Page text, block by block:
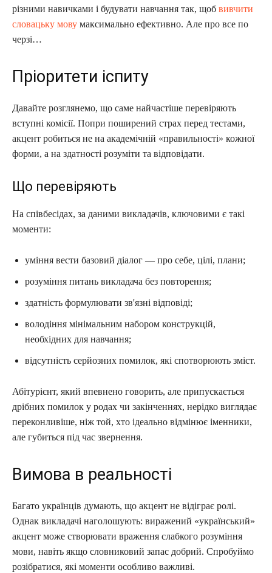
різними навичками і будувати навчання так, щоб вивчити
словацьку мову максимально ефективно. Але про все по
черзі…
Пріоритети іспиту
Давайте розглянемо, що саме найчастіше перевіряють
вступні комісії. Попри поширений страх перед тестами,
акцент робиться не на академічній «правильності» кожної
форми, а на здатності розуміти та відповідати.
Що перевіряють
На співбесідах, за даними викладачів, ключовими є такі
моменти:
уміння вести базовий діалог — про себе, цілі, плани;
розуміння питань викладача без повторення;
здатність формулювати зв'язні відповіді;
володіння мінімальним набором конструкцій,
необхідних для навчання;
відсутність серйозних помилок, які спотворюють зміст.
Абітурієнт, який впевнено говорить, але припускається
дрібних помилок у родах чи закінченнях, нерідко виглядає
переконливіше, ніж той, хто ідеально відмінює іменники,
але губиться під час звернення.
Вимова в реальності
Багато українців думають, що акцент не відіграє ролі.
Однак викладачі наголошують: виражений «український»
акцент може створювати враження слабкого розуміння
мови, навіть якщо словниковий запас добрий. Спробуймо
розібратися, які моменти особливо важливі.